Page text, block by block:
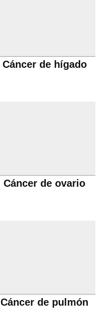
Cáncer de hígado
Cáncer de ovario
Cáncer de pulmón